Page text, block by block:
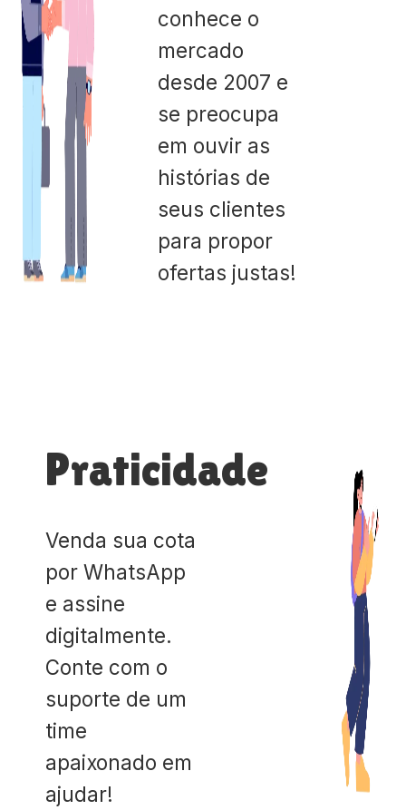
conhece o
mercado
desde 2007 e
se preocupa
em ouvir as
histórias de
seus clientes
para propor
ofertas justas!
Praticidade
Venda sua cota
por WhatsApp
e assine
digitalmente.
Conte com o
suporte de um
time
apaixonado em
ajudar!